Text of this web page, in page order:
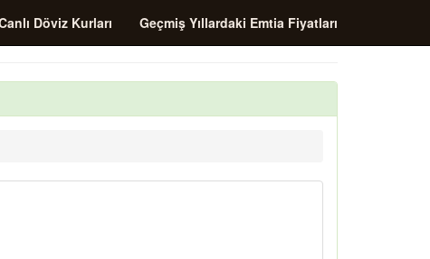
Döviz Kurları Geçmiş Yıllardaki Emtia Fiyatları